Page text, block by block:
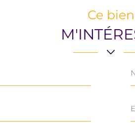
Ce bien